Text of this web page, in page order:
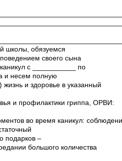
школы, обязуемся
своего сына
с ___________ по
и несем полную
жизнь и здоровье в указанный
и профилактики гриппа, ОРВИ:
во время каникул:
подарков –
большого количества